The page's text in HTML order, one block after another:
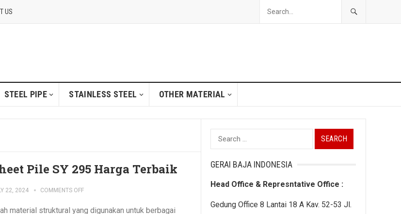
US
STEEL PIPE STAINLESS STEEL OTHER MATERIAL
Pile SY 295 Harga Terbaik
22, 2024 COMMENTS OFF
material struktural yang digunakan untuk berbagai
Search
for:
GERAI BAJA INDONESIA
Head Office & Represntative Office :
Gedung Office 8 Lantai 18 A Kav. 52-53 Jl.